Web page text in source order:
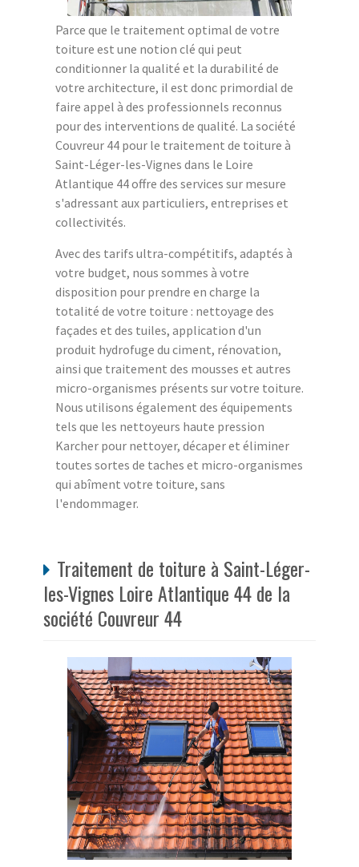
Parce que le traitement optimal de votre
toiture est une notion clé qui peut
conditionner la qualité et la durabilité de
votre architecture, il est donc primordial de
faire appel à des professionnels reconnus
pour des interventions de qualité. La société
Couvreur 44 pour le traitement de toiture à
Saint-Léger-les-Vignes dans le Loire
Atlantique 44 offre des services sur mesure
s'adressant aux particuliers, entreprises et
collectivités.
Avec des tarifs ultra-compétitifs, adaptés à
votre budget, nous sommes à votre
disposition pour prendre en charge la
totalité de votre toiture : nettoyage des
façades et des tuiles, application d'un
produit hydrofuge du ciment, rénovation,
ainsi que traitement des mousses et autres
micro-organismes présents sur votre toiture.
Nous utilisons également des équipements
tels que les nettoyeurs haute pression
Karcher pour nettoyer, décaper et éliminer
toutes sortes de taches et micro-organismes
qui abîment votre toiture, sans
l'endommager.
Traitement de toiture à Saint-Léger-
les-Vignes Loire Atlantique 44 de la
société Couvreur 44